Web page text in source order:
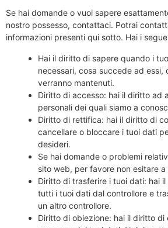
Se hai domande o vuoi sapere
nostro possesso, contattaci. Potrai
informazioni presenti qui sotto. Hai i
Hai il diritto di sapere quando i
necessari, cosa succede ad essi,
verranno mantenuti.
Diritto di accesso: hai il diritto ad
personali dei quali siamo a
Diritto di rettifica: hai il diritto di
cancellare o bloccare i tuoi dati
desideri.
Se hai domande o problemi
sito web, per favore non esitare
Diritto di trasferire i tuoi dati: hai
tutti i tuoi dati dal controllore e
un altro controllore.
Diritto di obiezione: hai il diritto di